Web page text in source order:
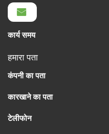
कार्य समय
हमारा पता
कंपनी का पता
कारखाने का पता
टेलीफोन